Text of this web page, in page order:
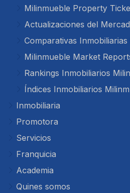
Milinmueble Property
Actualizaciones del
Comparativas
Milinmueble Market
Rankings Inmobiliarios
Índices Inmobiliarios
Inmobiliaria
Promotora
Servicios
Franquicia
Academia
Quines somos